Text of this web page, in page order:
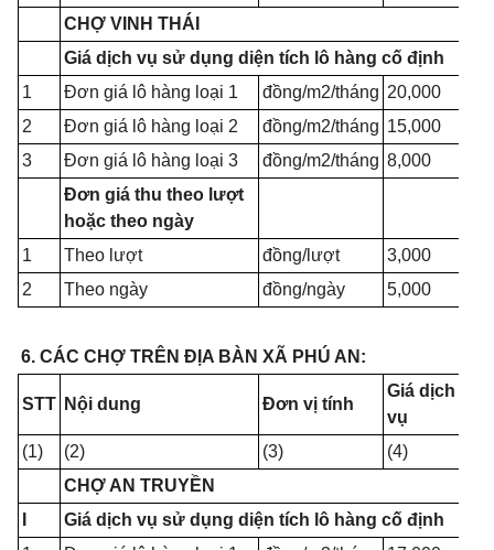
CHỢ VINH THÁI
Giá dịch vụ sử dụng diện tích lô hàng cố định
1
Đơn giá lô hàng loại 1 đồng/m2/tháng 20,000
2
Đơn giá lô hàng loại 2 đồng/m2/tháng 15,000
3
Đơn giá lô hàng loại 3 đồng/m2/tháng 8,000
Đơn giá thu theo lượt
hoặc theo ngày
1
Theo lượt đồng/lượt
3,000
2
Theo ngày đồng/ngày 5,000
6. CÁC CHỢ TRÊN ĐỊA BÀN XÃ PHÚ AN:
STT Nội dung Đơn vị tính
Giá dịch
vụ
(1)
(2) (3)
(4)
CHỢ AN TRUYỀN
Giá dịch vụ sử dụng diện tích lô hàng cố định